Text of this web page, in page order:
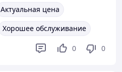
Актуальная цена
Хорошее обслуживание
0 0